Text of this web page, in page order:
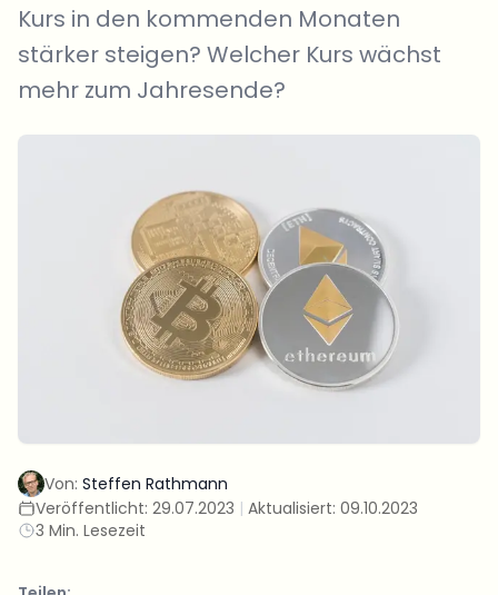
Kurs in den kommenden Monaten
stärker steigen? Welcher Kurs wächst
mehr zum Jahresende?
Von: Steffen Rathmann
Veröffentlicht: 29.07.2023 | Aktualisiert: 09.10.2023
3 Min. Lesezeit